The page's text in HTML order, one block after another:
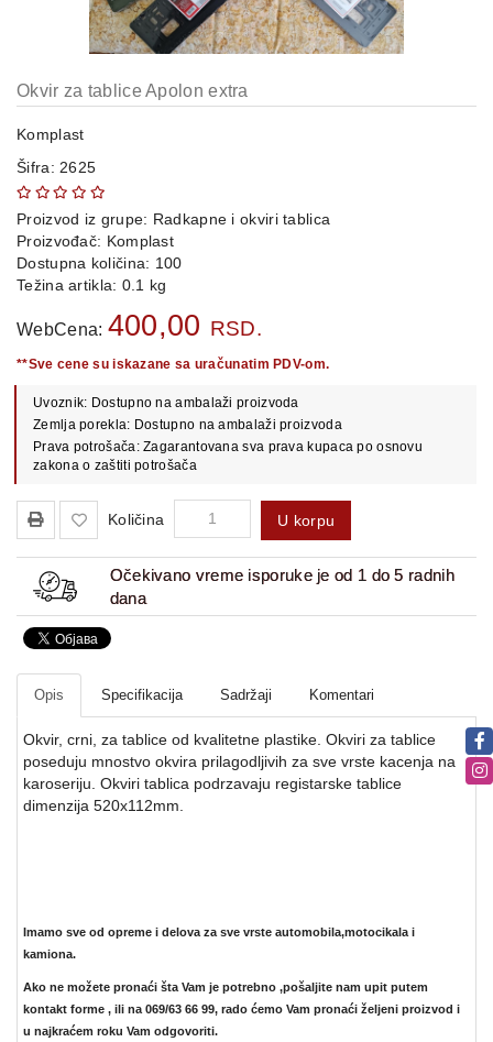
AUTO
METALNE
POLICE
OSTALO
KAMIONSKI
POŠALJITE
UPIT
Okvir za tablice Apolon extra
Komplast
Šifra: 2625
Proizvod iz grupe: Radkapne i okviri tablica
Proizvođač: Komplast
Dostupna količina: 100
Težina artikla: 0.1 kg
WebCena: 400,00 RSD.
**Sve cene su iskazane sa uračunatim PDV-om.
Uvoznik: Dostupno na ambalaži proizvoda
Zemlja porekla: Dostupno na ambalaži proizvoda
Prava potrošača: Zagarantovana sva prava kupaca po osnovu
zakona o zaštiti potrošača
Količina U korpu
Očekivano vreme isporuke je od 1 do 5 radnih
dana
Opis Specifikacija Sadržaji Komentari
Okvir, crni, za tablice od kvalitetne plastike. Okviri za tablice
poseduju mnostvo okvira prilagodljivih za sve vrste kacenja na
karoseriju. Okviri tablica podrzavaju registarske tablice
dimenzija 520x112mm.
Imamo sve od opreme i delova za sve vrste automobila,motocikala i
kamiona.
Ako ne možete pronaći šta Vam je potrebno ,pošaljite nam upit putem
kontakt forme , ili na 069/63 66 99, rado ćemo Vam pronaći željeni proizvod i
u najkraćem roku Vam odgovoriti.